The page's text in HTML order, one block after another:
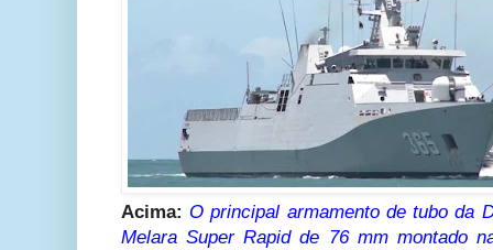
Acima: O principal armamento de tubo da
Melara Super Rapid de 76 mm montado